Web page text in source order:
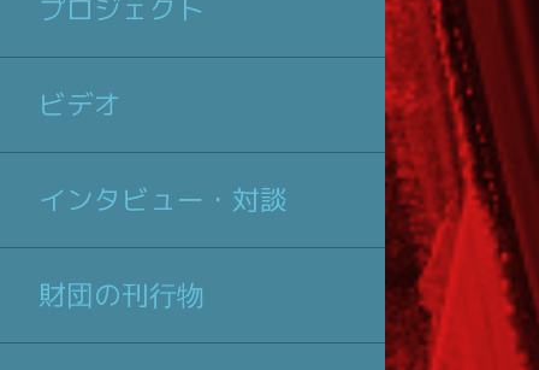
プロジェクト
ビデオ
インタビュー・対談
財団の刊行物